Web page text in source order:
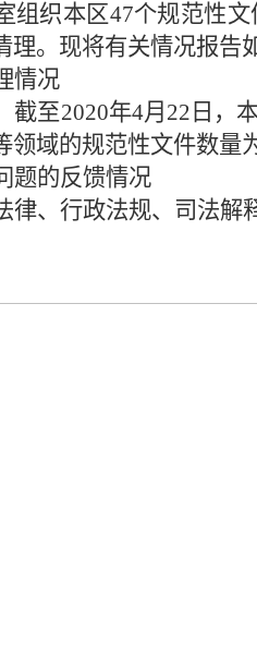
组织本区47个规范性
。现将有关情况报告
情况
截至2020年4月22日，
域的规范性文件数量为
题的反馈情况
律、行政法规、司法解